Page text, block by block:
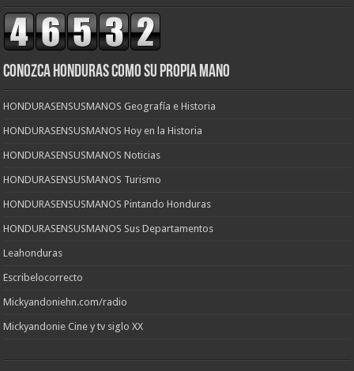
CONOZCA HONDURAS COMO SU PROPIA MANO
HONDURASENSUSMANOS Geografía e Historia
HONDURASENSUSMANOS Hoy en la Historia
HONDURASENSUSMANOS Noticias
HONDURASENSUSMANOS Turismo
HONDURASENSUSMANOS Pintando Honduras
HONDURASENSUSMANOS Sus Departamentos
Leahonduras
Escribelocorrecto
Mickyandoniehn.com/radio
Mickyandonie Cine y tv siglo XX